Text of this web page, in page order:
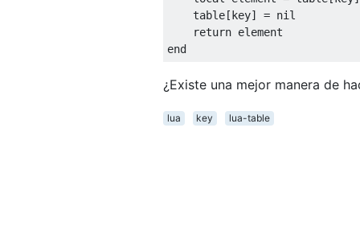
    table
[key] = nil
return element
end
¿Existe una mejor manera de
lua key lua-table